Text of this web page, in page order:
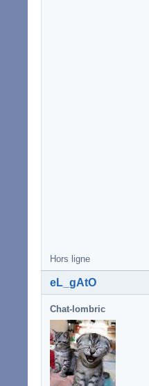
Hors ligne
eL_gAtO
Chat-lombric